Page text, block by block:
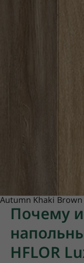
Autumn Khaki
Почему
HFLOR